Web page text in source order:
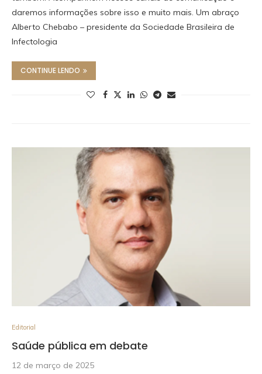
daremos informações sobre isso e muito mais. Um abraço
Alberto Chebabo – presidente da Sociedade Brasileira de
Infectologia
CONTINUE LENDO
Editorial
Saúde pública em debate
12 de março de 2025